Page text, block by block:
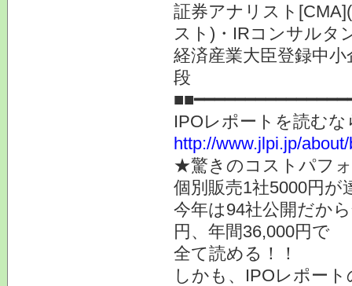
証券アナリスト
スト)・IRコンサルタ
経済産業大臣登録中
段
IPOレポートを読む
http://www.jlpi.jp/
★驚きのコストパフ
個別販売1社5000円が
今年は94社公開だか
円、年間36,000円で
全て読める！！
しかも、IPOレポー